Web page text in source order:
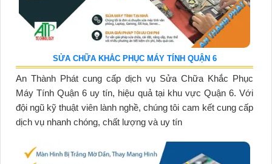
SỬA CHỮA KHẮC PHỤC MÁY TÍNH QUẬN 6
An Thành Phát cung cấp dịch vụ Sửa Chữa Khắc Phục
Máy Tính Quận 6 uy tín, hiệu quả tại khu vực Quận 6. Với
đội ngũ kỹ thuật viên lành nghề, chúng tôi cam kết cung cấp
dịch vụ nhanh chóng, chất lượng và uy tín